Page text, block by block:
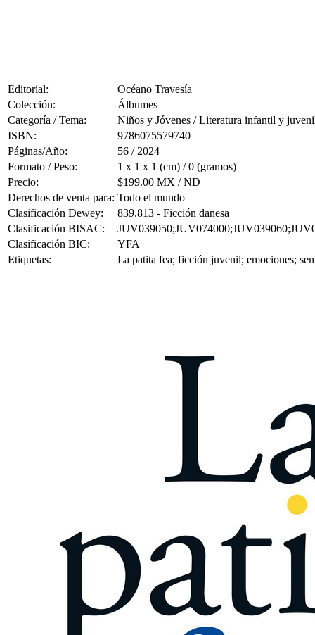
Editorial:
Océano Travesía
Colección:
Álbumes
Categoría / Tema:
Niños y Jóvenes / Literatura infantil y
ISBN:
9786075579740
Páginas/Año:
56 / 2024
Formato / Peso:
1 x 1 x 1 (cm) / 0 (gramos)
Precio:
$199.00 MX / ND
Derechos de venta para: Todo el mundo
Clasificación Dewey:
839.813 - Ficción danesa
Clasificación BISAC:
Clasificación BIC:
YFA
Etiquetas:
La patita fea; ficción juvenil; emociones;